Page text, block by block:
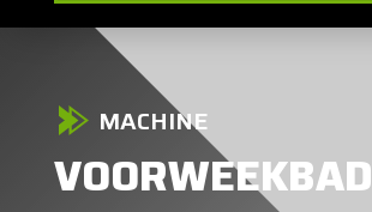
MACHINE
VOORWEEKBAD